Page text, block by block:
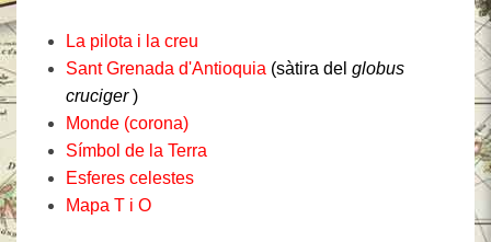
La pilota i la creu
Sant Grenada d'Antioquia (sàtira del globus
cruciger)
Monde (corona)
Símbol de la Terra
Esferes celestes
Mapa T i O